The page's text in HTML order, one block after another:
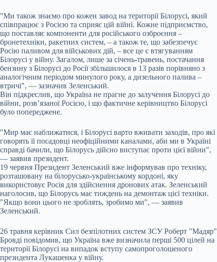
"Ми також знаємо про кожен завод на території Білорусі, який
співпрацює з Росією та сприяє цій війні. Кожне підприємство,
що поставляє компоненти для російського озброєння –
бронетехніки, ракетних систем, – а також те, що забезпечує
Росію паливом для військових дій, – все це є втягуванням
Білорусі у війну. Загалом, лише за січень-травень, постачання
бензину з Білорусі до Росії збільшилося в 13 разів порівняно з
аналогічним періодом минулого року, а дизельного палива –
втричі", — зазначив Зеленський.
Він підкреслив, що Україна не прагне до залучення Білорусі до
війни, розв’язаної Росією, і що фактичне керівництво Білорусі
було попереджене.
"Мир має наближатися, і Білорусі варто вживати заходів, про які
говорять її посадовці неофіційними каналами, аби ми в Україні
справді бачили, що Білорусь дійсно виступає проти цієї війни",
— заявив президент.
19 червня Президент Зеленський вже інформував про техніку,
розташовану на білорусько-українському кордоні, яку
використовує Росія для здійснення дронових атак. Зеленський
наголосив, що Білорусь має тиждень на демонтаж цієї техніки.
"Якщо вони цього не зроблять, зробимо ми", — заявив
Зеленський.
26 травня керівник Сил безпілотних систем ЗСУ Роберт "Мадяр"
Бровді повідомив, що Україна вже визначила перші 500 цілей на
території Білорусі на випадок вступу самопроголошеного
президента Лукашенка у війну.